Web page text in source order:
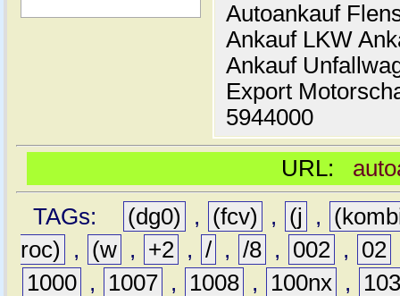
Autoankauf
Ankauf LKW
Ankauf
Export
5944000
URL:
TAGs:
(dg0) , (fcv) , (j ,
roc)
, (w , +2 , / , /8 , 002 , 02
1000 , 1007 , 1008 , 100nx ,